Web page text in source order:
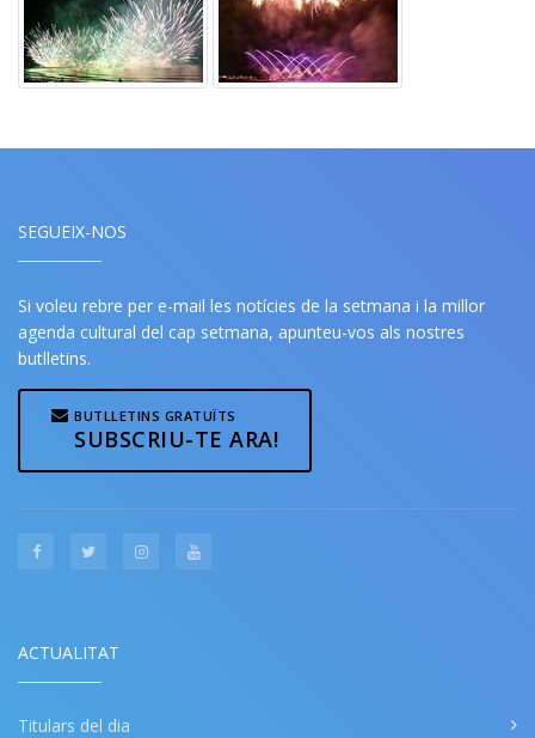
SEGUEIX-NOS
Si voleu rebre per e-mail les notícies de la setmana i la millor
agenda cultural del cap setmana, apunteu-vos als nostres
butlletins.
BUTLLETINS GRATUÏTS
SUBSCRIU-TE ARA!
ACTUALITAT
Titulars del dia